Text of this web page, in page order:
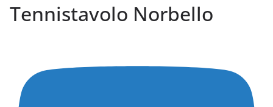
Tennistavolo Norbello